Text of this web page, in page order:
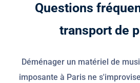
Questions fréque
transport de p
Déménager un matériel de
imposante à Paris ne